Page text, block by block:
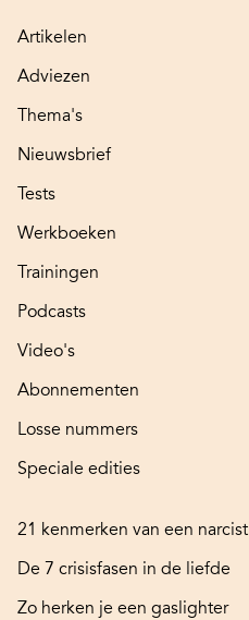
Artikelen
Adviezen
Thema's
Nieuwsbrief
Tests
Werkboeken
Trainingen
Podcasts
Video's
Abonnementen
Losse nummers
Speciale edities
21 kenmerken van een narcist
De 7 crisisfasen in de liefde
Zo herken je een gaslighter